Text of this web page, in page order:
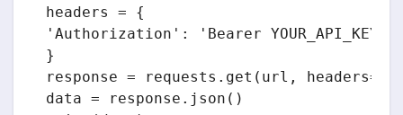
headers = {
'Authorization': 'Bearer YOUR_API_KEY',
}
response = requests.get(url,
data = response.json()